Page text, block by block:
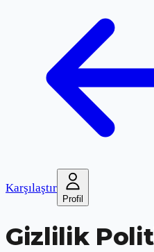
Karşılaştır
Profil
Gizlilik